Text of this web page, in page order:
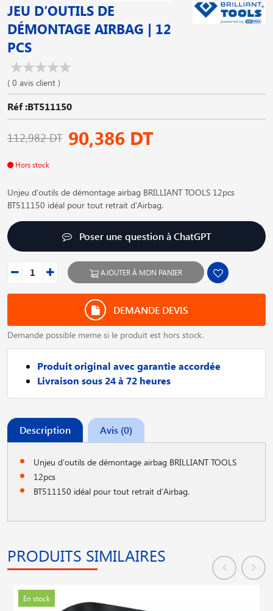
JEU D′OUTILS DE
DÉMONTAGE AIRBAG | 12
PCS
( 0 avis client )
Réf :BT511150
112,982 DT 90,386 DT
Hors stock
Unjeu d′outils de démontage airbag BRILLIANT TOOLS 12pcs
BT511150 idéal pour tout retrait d′Airbag.
Poser une question à ChatGPT
AJOUTER À MON PANIER
DEMANDE DEVIS
Demande possible meme si le produit est hors stock.
Produit original avec garantie accordée
Livraison sous 24 à 72 heures
Description Avis (0)
Unjeu d′outils de démontage airbag BRILLIANT TOOLS
12pcs
BT511150 idéal pour tout retrait d′Airbag.
PRODUITS SIMILAIRES
En stock